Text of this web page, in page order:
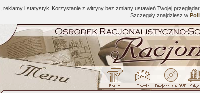
reklamy i statystyk. Korzystanie z witryny bez zmiany ustawień Twojej
Szczegóły znajdziesz w